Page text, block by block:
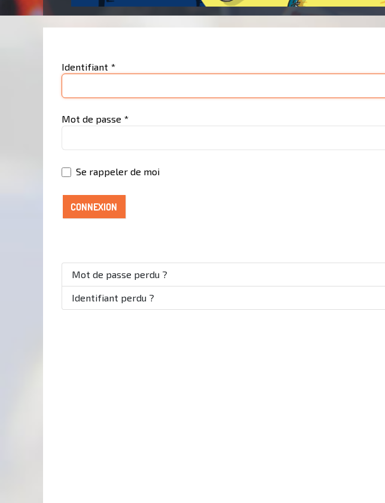
Identifiant *
Mot de passe *
Se rappeler de moi
CONNEXION
Mot de passe perdu ?
Identifiant perdu ?